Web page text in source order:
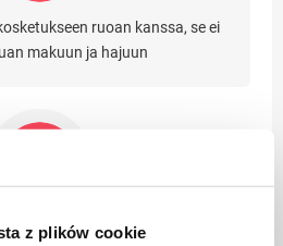
z plików cookie
ruoan kanssa, se ei
makuun ja hajuun
pakkauksia pidetään